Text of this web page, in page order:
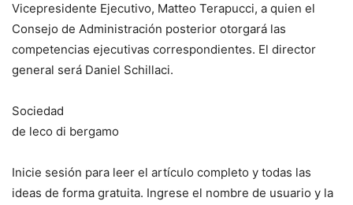
Vicepresidente Ejecutivo, Matteo Terapucci, a quien el
Consejo de Administración posterior otorgará las
competencias ejecutivas correspondientes. El director
general será Daniel Schillaci.
Sociedad
de leco di bergamo
Inicie sesión para leer el artículo completo y todas las
ideas de forma gratuita. Ingrese el nombre de usuario y la